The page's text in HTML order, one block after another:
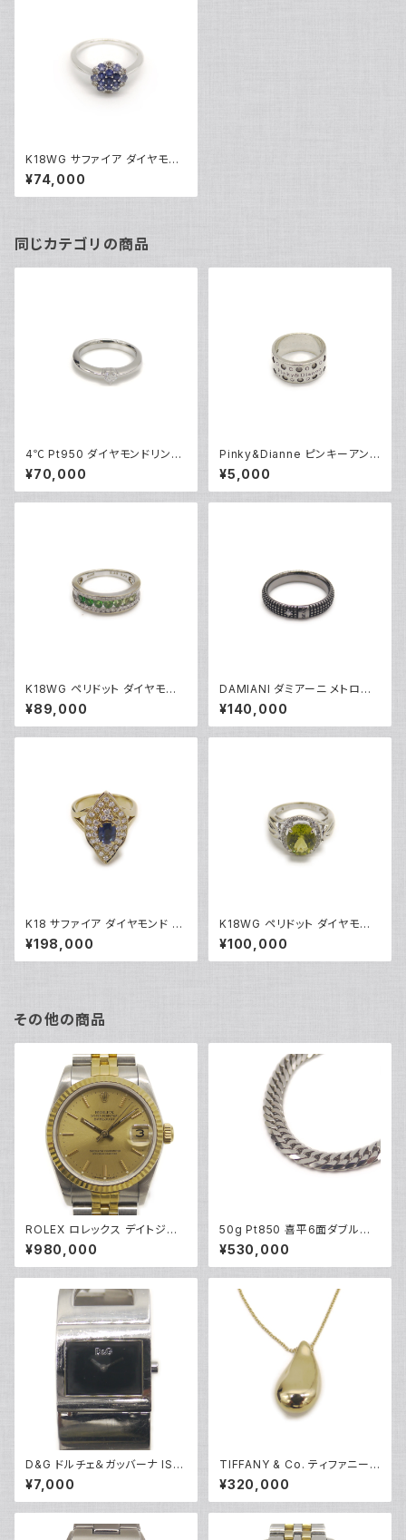
K18WG サファイア ダイヤモン
ド デザインリング 18金 ホワイ
トゴールド 指輪 11号 Y04374
¥74,000
同じカテゴリの商品
4℃ Pt950 ダイヤモンドリング
[True Love] プラチナ 指輪 8
号 Y05242
¥70,000
Pinky&Dianne ピンキーアンド
ダイアン シルバーリング 指輪 9
号 Y04624
¥5,000
K18WG ペリドット ダイヤモンド
デザインリング 18金 ホワイトゴ
ールド 指輪 12号 Y05244
¥89,000
DAMIANI ダミアーニ メトロポ
リタンドリーム 1Pダイヤモンド
リング K18WG 18金 指輪 17号
Y05256
¥140,000
K18 サファイア ダイヤモンド デ
ザインリング 18金 指輪 12号 Y
05246
¥198,000
K18WG ペリドット ダイヤモンド
デザインリング 18金 ホワイトゴ
ールド 指輪 9号 Y04916
¥100,000
その他の商品
ROLEX ロレックス デイトジャ
スト 68273 L番 自動巻き ゴー
ルド文字盤 Y05283
¥980,000
50g Pt850 喜平6面ダブルネッ
クレス プラチナ ネックレスチェ
ーン Y05262
¥530,000
D&G ドルチェ＆ガッバーナ IS F
OREVER クォーツ ブラック文字
盤 DW0221 Y05268
¥7,000
TIFFANY & Co. ティファニー
K18 エルサペレッティ ドロップ
ペンダント ネックレス 18金 ア
ズキチェーン Y05240
¥320,000